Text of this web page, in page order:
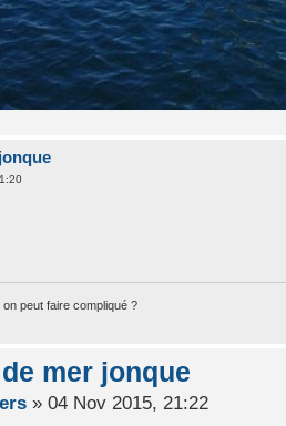
peut faire compliqué ?
mer jonque
» 04 Nov 2015, 21:22